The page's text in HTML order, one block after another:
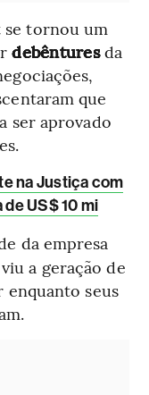
se tornou um
debênturesda
que
ser aprovado
na Justiça com
US$ 10 mi
da empresa
a geração de
seus